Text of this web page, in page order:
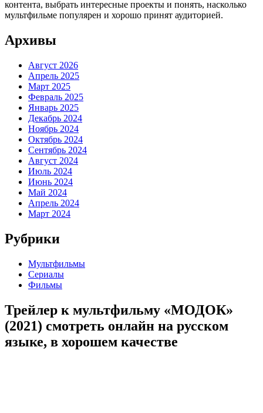
контента, выбрать интересные проекты и понять, насколько
мультфильме популярен и хорошо принят аудиторией.
Архивы
Август 2026
Апрель 2025
Март 2025
Февраль 2025
Январь 2025
Декабрь 2024
Ноябрь 2024
Октябрь 2024
Сентябрь 2024
Август 2024
Июль 2024
Июнь 2024
Май 2024
Апрель 2024
Март 2024
Рубрики
Мультфильмы
Сериалы
Фильмы
Трейлер к мультфильму «МОДОК»
(2021) cмотреть онлайн на русском
языке, в хорошем качестве